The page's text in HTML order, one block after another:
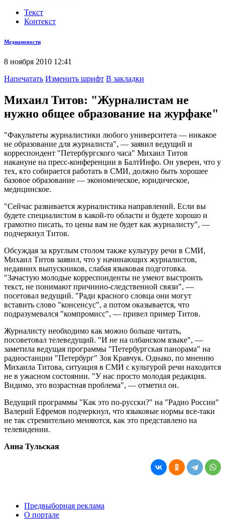
Текст
Контекст
Медиановости
8 ноября 2010 12:41
Напечатать Изменить шрифт В закладки
Михаил Титов: "Журналистам не
нужно общее образование на журфаке"
"Факультеты журналистики любого университета — никакое
не образование для журналиста", — заявил ведущий и
корреспондент "Петербургского часа" Михаил Титов
накануне на пресс-конференции в БалтИнфо. Он уверен, что у
тех, кто собирается работать в СМИ, должно быть хорошее
базовое образование — экономическое, юридическое,
медицинское.
"Сейчас развивается журналистика направлений. Если вы
будете специалистом в какой-то области и будете хорошо и
грамотно писать, то цены вам не будет как журналисту", —
подчеркнул Титов.
Обсуждая за круглым столом также культуру речи в СМИ,
Михаил Титов заявил, что у начинающих журналистов,
недавних выпускников, слабая языковая подготовка.
"Зачастую молодые корреспонденты не умеют выстроить
текст, не понимают причинно-следственной связи", —
посетовал ведущий. "Ради красного словца они могут
вставить слово "консенсус", а потом оказывается, что
подразумевался "компромисс", — привел пример Титов.
Журналисту необходимо как можно больше читать,
посоветовал телеведущий. "И не на олбанском языке", —
заметила ведущая программы "Петербургская панорама" на
радиостанции "Петербург" Зоя Кравчук. Однако, по мнению
Михаила Титова, ситуация в СМИ с культурой речи находится
не в ужасном состоянии. "У нас просто молодая редакция.
Видимо, это возрастная проблема", — отметил он.
Ведущий программы "Как это по-русски?" на "Радио России"
Валерий Ефремов подчеркнул, что языковые нормы все-таки
не так стремительно меняются, как это представлено на
телевидении.
Анна Тульская
Предвыборная реклама
О портале